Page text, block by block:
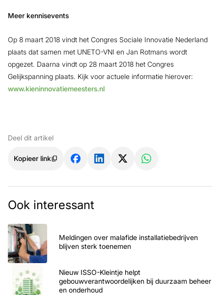
Meer kennisevents
Op 8 maart 2018 vindt het Congres Sociale Innovatie Nederland
plaats dat samen met UNETO-VNI en Jan Rotmans wordt
opgezet. Daarna vindt op 28 maart 2018 het Congres
Gelijkspanning plaats. Kijk voor actuele informatie hierover:
www.kieninnovatiemeesters.nl
Deel dit artikel
Kopieer link
Ook interessant
Meldingen over malafide installatiebedrijven
blijven sterk toenemen
Nieuw ISSO-Kleintje helpt
gebouwverantwoordelijken bij duurzaam beheer
en onderhoud